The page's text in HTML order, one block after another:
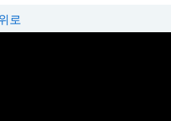
로